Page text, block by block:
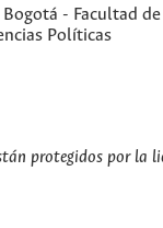
- Facultad
Políticas
protegidos por la